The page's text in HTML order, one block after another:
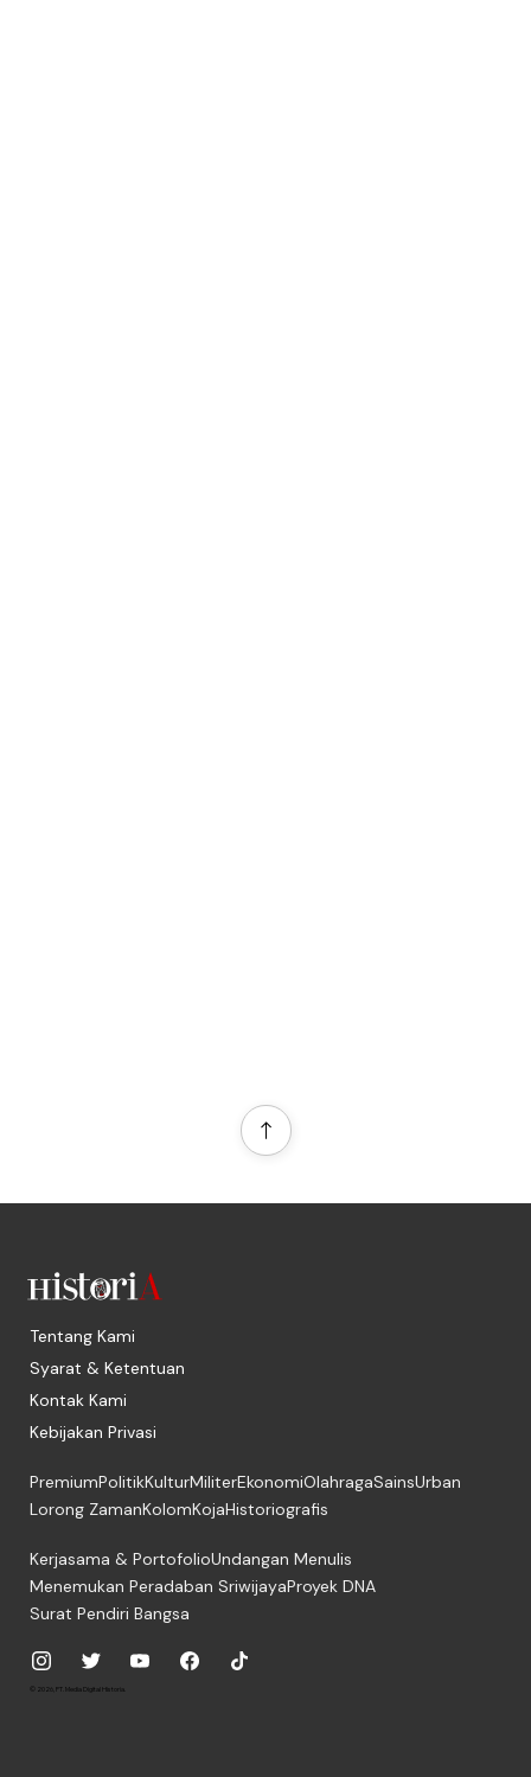
Tentang Kami
Syarat & Ketentuan
Kontak Kami
Kebijakan Privasi
PremiumPolitikKulturMiliterEkonomiOlahragaSainsUrban
Lorong ZamanKolomKojaHistoriografis
Kerjasama & PortofolioUndangan Menulis
Menemukan Peradaban SriwijayaProyek DNA
Surat Pendiri Bangsa
© 2026, PT. Media Digital Historia.